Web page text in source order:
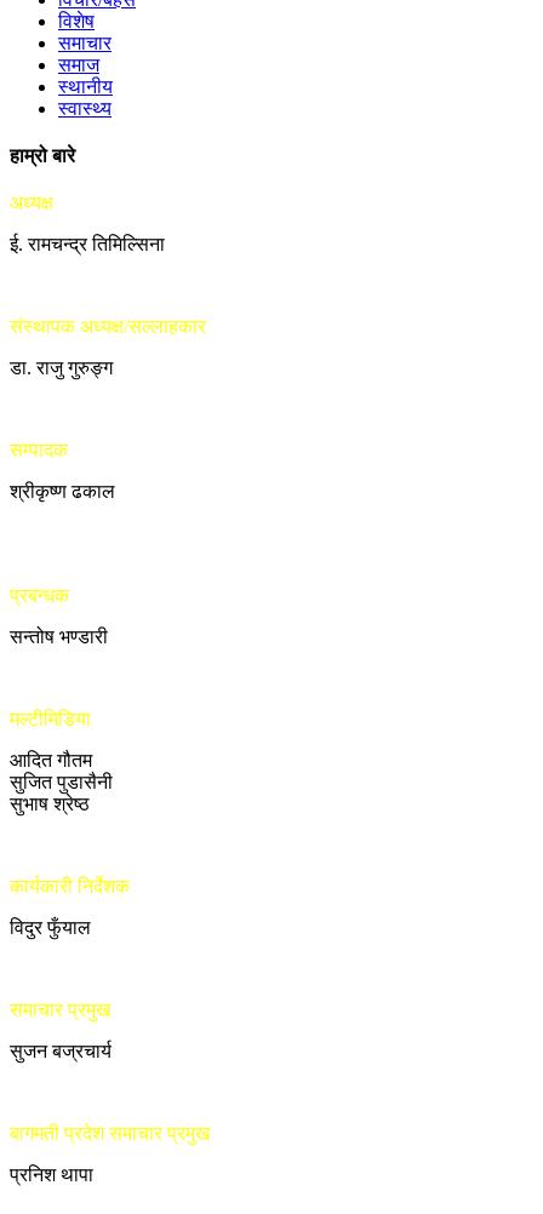
विशेष
समाचार
समाज
स्थानीय
स्वास्थ्य
हाम्रो बारे
अध्यक्ष
ई. रामचन्द्र तिमिल्सिना
संस्थापक अध्यक्ष/सल्लाहकार
डा. राजु गुरुङ्ग
सम्पादक
श्रीकृष्ण ढकाल
प्रबन्धक
सन्तोष भण्डारी
मल्टीमिडिया
आदित गौतम
सुजित पुडासैनी
सुभाष श्रेष्ठ
कार्यकारी निर्देशक
विदुर फुँयाल
समाचार प्रमुख
सुजन बज्रचार्य
बागमती प्रदेश समाचार प्रमुख
प्रनिश थापा